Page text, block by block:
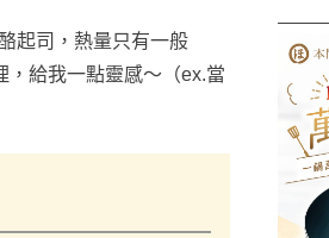
起司，熱量只有一般
，給我一點靈感～（ex.當